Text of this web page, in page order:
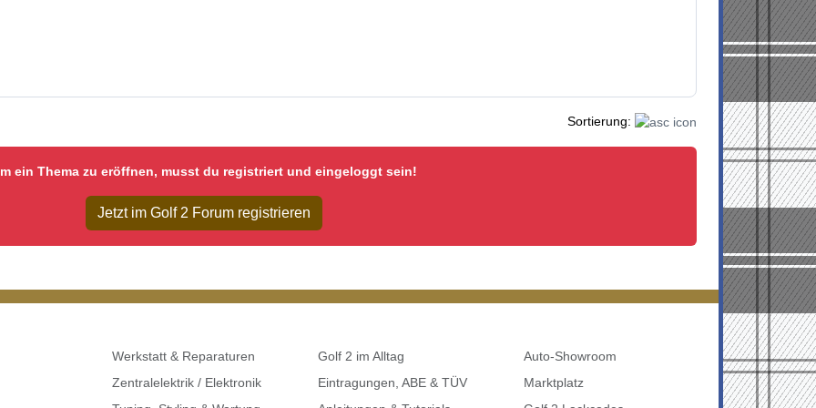
Sortierung:
ein Thema zu eröffnen, musst du registriert und eingeloggt sein!
Jetzt im Golf 2 Forum registrieren
Werkstatt & Reparaturen
Zentralelektrik / Elektronik
Golf 2 im Alltag
Eintragungen, ABE & TÜV
Auto-Showroom
Marktplatz